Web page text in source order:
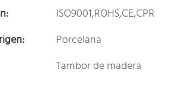
ISO9001,ROHS,CE,CPR
Porcelana
Tambor de madera